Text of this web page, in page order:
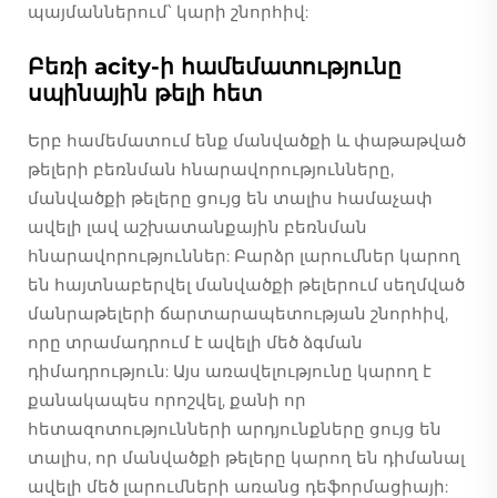
պայմաններում՝ կարի շնորհիվ:
Բեռի acity-ի համեմատությունը
սպինային թելի հետ
Երբ համեմատում ենք մանվածքի և փաթաթված
թելերի բեռնման հնարավորությունները,
մանվածքի թելերը ցույց են տալիս համաչափ
ավելի լավ աշխատանքային բեռնման
հնարավորություններ: Բարձր լարումներ կարող
են հայտնաբերվել մանվածքի թելերում սեղմված
մանրաթելերի ճարտարապետության շնորհիվ,
որը տրամադրում է ավելի մեծ ձգման
դիմադրություն: Այս առավելությունը կարող է
քանակապես որոշվել, քանի որ
հետազոտությունների արդյունքները ցույց են
տալիս, որ մանվածքի թելերը կարող են դիմանալ
ավելի մեծ լարումների առանց դեֆորմացիայի: